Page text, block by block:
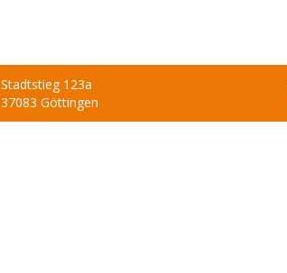
Stadtstieg 123a
37083 Göttingen